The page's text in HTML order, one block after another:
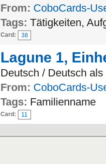
From: CoboCards-
Tags: Tätigkeiten,
Card: 38
Lagune 1,
Deutsch / Deutsch
From: CoboCards-
Tags: Familienname
Card: 11